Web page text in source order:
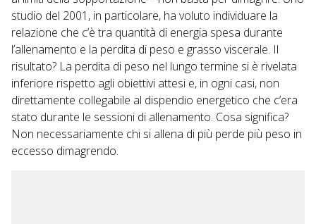
studio del 2001, in particolare, ha voluto individuare la
relazione che c’è tra quantità di energia spesa durante
l’allenamento e la perdita di peso e grasso viscerale. Il
risultato? La perdita di peso nel lungo termine si è rivelata
inferiore rispetto agli obiettivi attesi e, in ogni casi, non
direttamente collegabile al dispendio energetico che c’era
stato durante le sessioni di allenamento. Cosa significa?
Non necessariamente chi si allena di più perde più peso in
eccesso dimagrendo.